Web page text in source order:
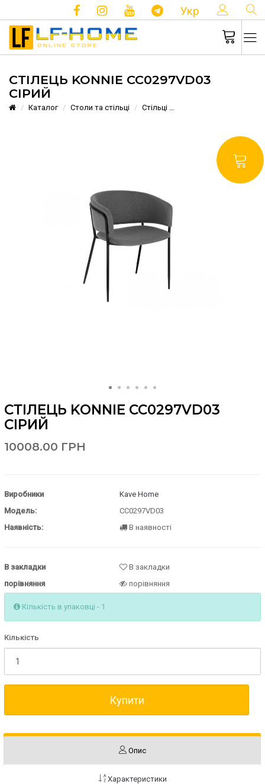
Укр
СТІЛЕЦЬ KONNIE CC0297VD03
СІРИЙ
Каталог Столи та стільці Стільці
СТІЛЕЦЬ KONNIE CC0297VD03
СІРИЙ
10008.00 ГРН
Виробники
Kave Home
Модель:
CC0297VD03
Наявність:
В наявності
В закладки
В закладки
порівняння
порівняння
Кількість в упаковці - 1
Кількість
Купити
Опис
Характеристики